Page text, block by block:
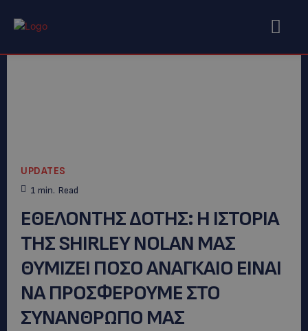
UPDATES
1 min. Read
ΕΘΕΛΟΝΤΗΣ ΔΟΤΗΣ: Η ΙΣΤΟΡΙΑ
ΤΗΣ SHIRLEY NOLAN ΜΑΣ
ΘΥΜΙΖΕΙ ΠΟΣΟ ΑΝΑΓΚΑΙΟ ΕΙΝΑΙ
ΝΑ ΠΡΟΣΦΕΡΟΥΜΕ ΣΤΟ
ΣΥΝΑΝΘΡΩΠΟ ΜΑΣ